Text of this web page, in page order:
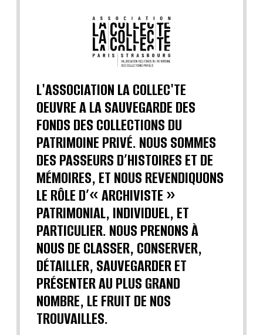
L'ASSOCIATION LA COLLEC'TE
OEUVRE A LA SAUVEGARDE DES
FONDS DES COLLECTIONS DU
PATRIMOINE PRIVÉ. NOUS SOMMES
DES PASSEURS D’HISTOIRES ET DE
MÉMOIRES, ET NOUS REVENDIQUONS
LE RÔLE D’« ARCHIVISTE »
PATRIMONIAL, INDIVIDUEL, ET
PARTICULIER. NOUS PRENONS À
NOUS DE CLASSER, CONSERVER,
DÉTAILLER, SAUVEGARDER ET
PRÉSENTER AU PLUS GRAND
NOMBRE, LE FRUIT DE NOS
TROUVAILLES.